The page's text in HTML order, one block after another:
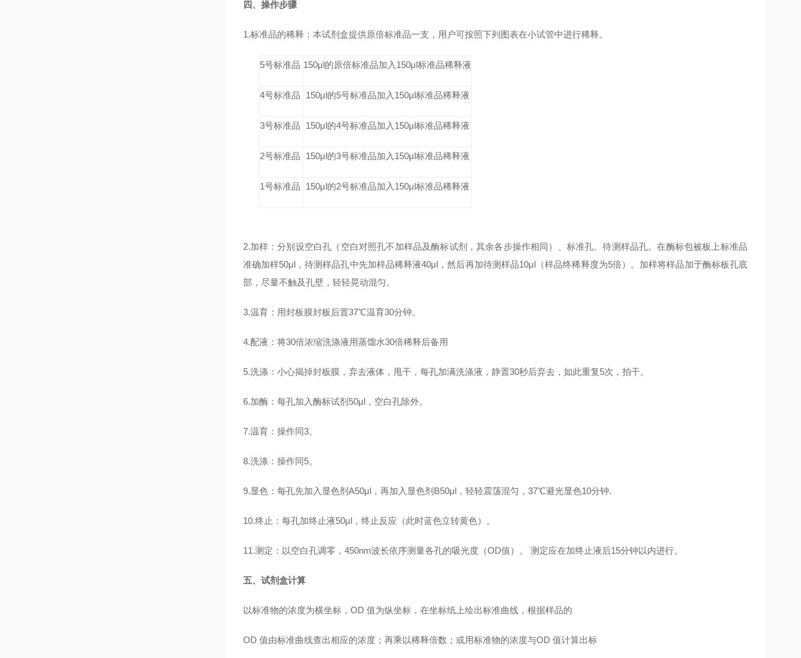
四、操作步骤
1.标准品的稀释：本试剂盒提供原倍标准品一支，用户可按照下列图表在小试管中进行稀释。
5号标准品 150μl的原倍标准品加入150μl标准品稀释液
4号标准品 150μl的5号标准品加入150μl标准品稀释液
3号标准品 150μl的4号标准品加入150μl标准品稀释液
2号标准品 150μl的3号标准品加入150μl标准品稀释液
1号标准品 150μl的2号标准品加入150μl标准品稀释液
2.加样：分别设空白孔（空白对照孔不加样品及酶标试剂，其余各步操作相同）、标准孔、待测样品孔。在酶标包被板上标准品
准确加样50μl，待测样品孔中先加样品稀释液40μl，然后再加待测样品10μl（样品终稀释度为5倍）。加样将样品加于酶标板孔底
部，尽量不触及孔壁，轻轻晃动混匀。
3.温育：用封板膜封板后置37℃温育30分钟。
4.配液：将30倍浓缩洗涤液用蒸馏水30倍稀释后备用
5.洗涤：小心揭掉封板膜，弃去液体，甩干，每孔加满洗涤液，静置30秒后弃去，如此重复5次，拍干。
6.加酶：每孔加入酶标试剂50μl，空白孔除外。
7.温育：操作同3。
8.洗涤：操作同5。
9.显色：每孔先加入显色剂A50μl，再加入显色剂B50μl，轻轻震荡混匀，37℃避光显色10分钟.
10.终止：每孔加终止液50μl，终止反应（此时蓝色立转黄色）。
11.测定：以空白孔调零，450nm波长依序测量各孔的吸光度（OD值）。 测定应在加终止液后15分钟以内进行。
五、试剂盒计算
以标准物的浓度为横坐标，OD 值为纵坐标，在坐标纸上绘出标准曲线，根据样品的
OD 值由标准曲线查出相应的浓度；再乘以稀释倍数；或用标准物的浓度与OD 值计算出标